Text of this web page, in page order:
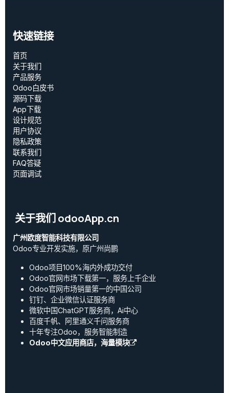
快速链接
首页
关于我们
产品服务
Odoo白皮书
源码下载
App下载
设计规范
用户协议
‎隐私政策‎
联系我们
FAQ答疑
页面调试
关于我们 odooApp.cn
广州欧度智能科技有限公司
Odoo专业开发实施，原广州尚鹏
Odoo项目100%海内外成功交付
Odoo官网市场下载第一，服务上千企业
Odoo官网市场销量第一的中国公司
钉钉、企业微信认证服务商
微软中国ChatGPT服务商，Ai中心
百度千帆、阿里通义千问服务商
十年专注Odoo，服务智能制造
Odoo中文应用商店，海量模块